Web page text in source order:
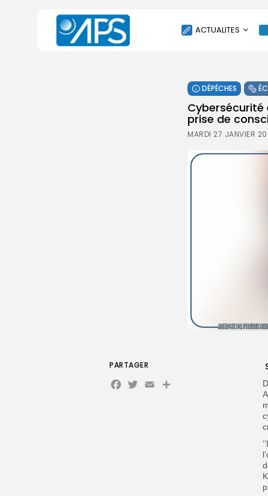
ACTUALITES
SOCIÉTÉ
ÉCONOMIE
CULTURE
ENVIRONNEMENT
DÉPÊCHES
Cybersécurité
prise de
MARDI 27 JANVIER
PARTAGER
Facebook
Twitter
EmailPartager